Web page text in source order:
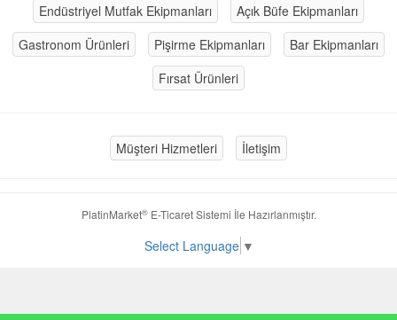
Endüstriyel Mutfak Ekipmanları
Açık Büfe Ekipmanları
Gastronom Ürünleri
Pişirme Ekipmanları
Bar Ekipmanları
Fırsat Ürünleri
Müşteri Hizmetleri İletişim
PlatinMarket®E-Ticaret Sistemi İle Hazırlanmıştır.
Select Language ▼